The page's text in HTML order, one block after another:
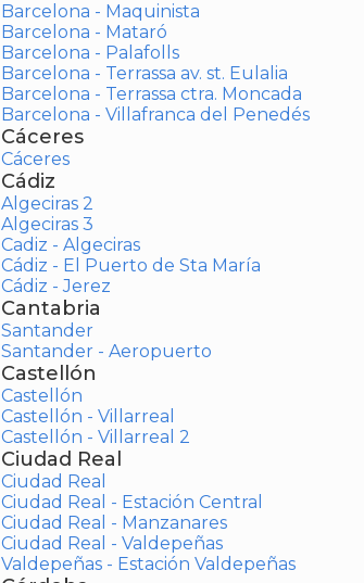
Barcelona - Maquinista
Barcelona - Mataró
Barcelona - Palafolls
Barcelona - Terrassa av. st. Eulalia
Barcelona - Terrassa ctra. Moncada
Barcelona - Villafranca del Penedés
Cáceres
Cáceres
Cádiz
Algeciras 2
Algeciras 3
Cadiz - Algeciras
Cádiz - El Puerto de Sta María
Cádiz - Jerez
Cantabria
Santander
Santander - Aeropuerto
Castellón
Castellón
Castellón - Villarreal
Castellón - Villarreal 2
Ciudad Real
Ciudad Real
Ciudad Real - Estación Central
Ciudad Real - Manzanares
Ciudad Real - Valdepeñas
Valdepeñas - Estación Valdepeñas